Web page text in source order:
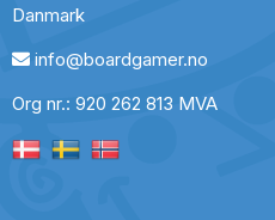
Danmark
info@boardgamer.no
Org nr.: 920 262 813 MVA